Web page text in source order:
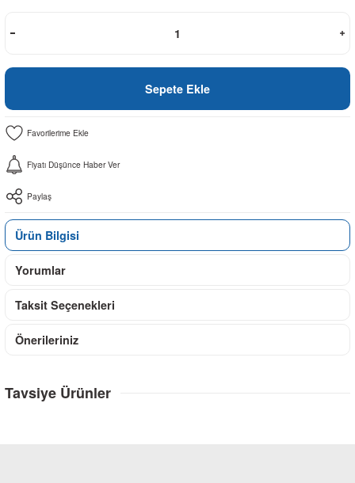
Sepete Ekle
Fiyatı Düşünce Haber Ver
Paylaş
Ürün Bilgisi
Yorumlar
Taksit Seçenekleri
Önerileriniz
Tavsiye Ürünler